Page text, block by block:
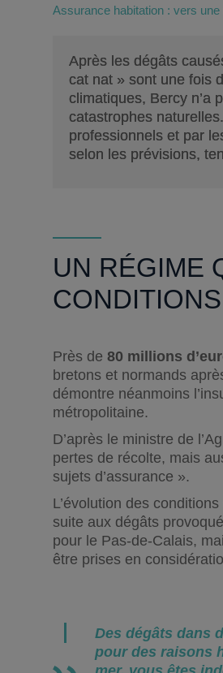
Assurance habitation : vers
Après les dégâts
cat nat » sont une fois
climatiques, Bercy n’a
catastrophes
professionnels et par
selon les prévisions,
UN RÉGIME
Près de 80 millions
bretons et normands
démontre néanmoins
métropolitaine.
D’après le ministre de
pertes de récolte, mais
sujets d’assurance ».
L’évolution des
suite aux dégâts
pour le Pas-de-Calais,
être prises en
Des dégâts dans
pour des raisons